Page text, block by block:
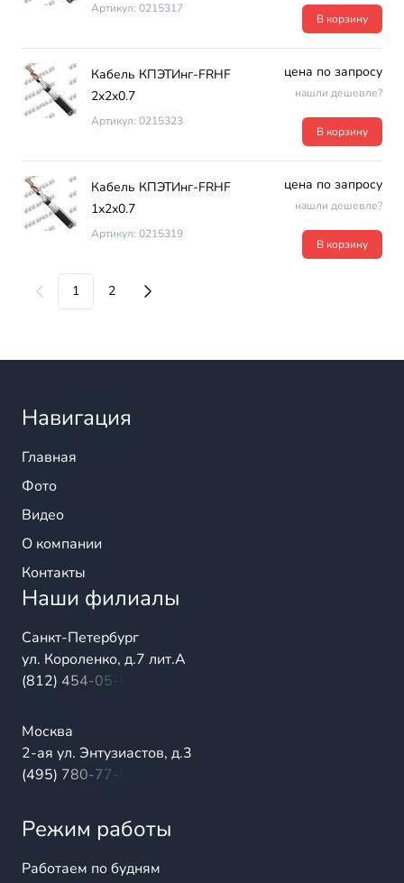
Артикул: 0215317
В корзину
Кабель КПЭТИнг-FRHF
2х2х0.7
Артикул: 0215323
цена по запросу
нашли дешевле?
В корзину
Кабель КПЭТИнг-FRHF
1х2х0.7
Артикул: 0215319
цена по запросу
нашли дешевле?
В корзину
1 2
Навигация
Главная
Фото
Видео
О компании
Контакты
Наши филиалы
Санкт-Петербург
ул. Короленко, д.7 лит.А
(812) 454-05-54
Москва
2-ая ул. Энтузиастов, д.3
(495) 780-77-98
Режим работы
Работаем по будням